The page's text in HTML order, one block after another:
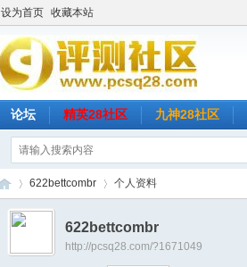
设为首页 收藏本站
论坛 精英28社区 九神28社区
›
622bettcombr 个人资料
622bettcombr
http://pcsq28.com/?1671049